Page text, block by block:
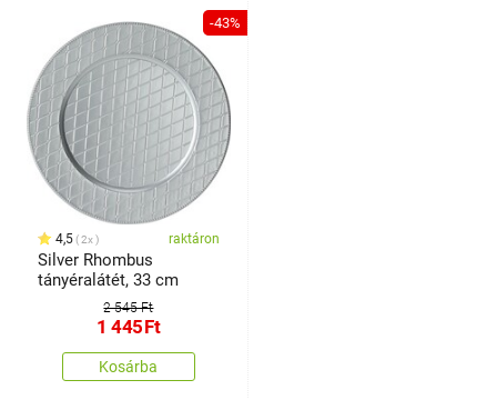
-43%
4,5 2x raktáron
Silver Rhombus
tányéralátét, 33 cm
2 545 Ft
1 445Ft
Kosárba